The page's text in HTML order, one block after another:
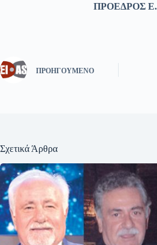
ΠΡΟΕΔΡΟΣ
ΠΡΟΗΓΟΎΜΕΝΟ
Σχετικά Άρθρα